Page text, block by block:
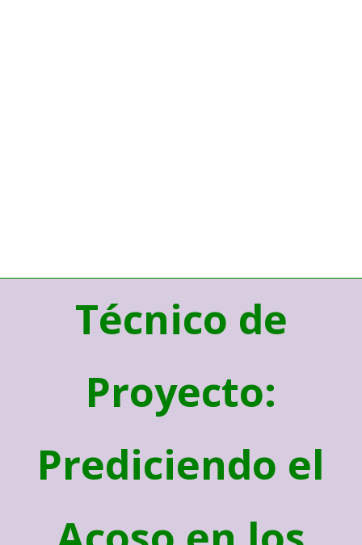
Técnico de
Proyecto:
Prediciendo el